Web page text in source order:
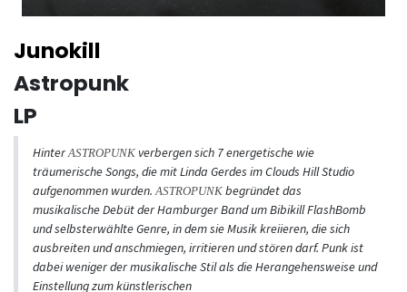
Junokill
Astropunk
LP
HinterASTROPUNK verbergen sich 7 energetische wie
träumerische Songs, die mit Linda Gerdes im Clouds Hill Studio
aufgenommen wurden.ASTROPUNK begründet das
musikalische Debüt der Hamburger Band um Bibikill FlashBomb
und selbsterwählte Genre, in dem sie Musik kreiieren, die sich
ausbreiten und anschmiegen, irritieren und stören darf. Punk ist
dabei weniger der musikalische Stil als die Herangehensweise und
Einstellung zum künstlerischen